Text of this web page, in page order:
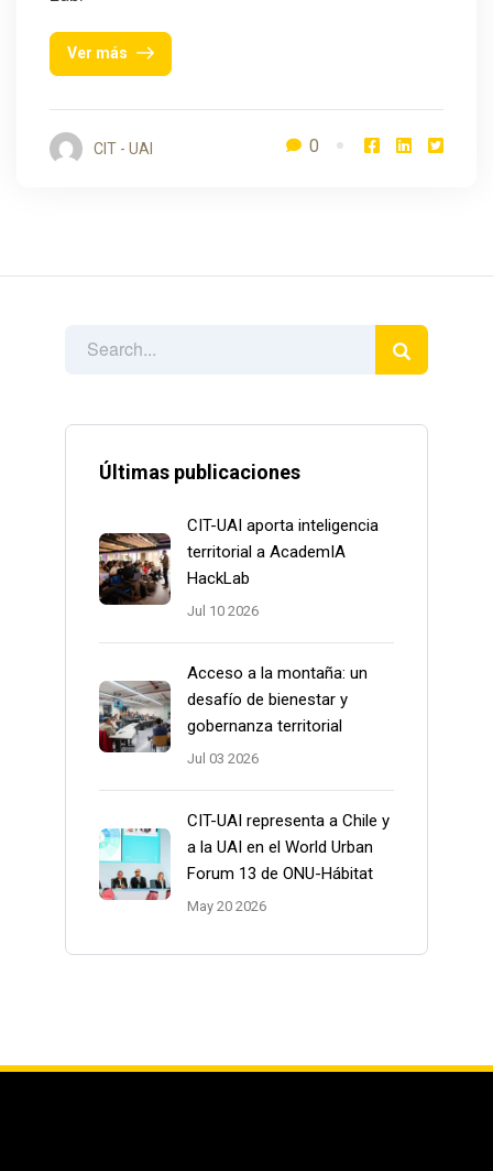
Últimas publicaciones
CIT-UAI aporta inteligencia
territorial a AcademIA
HackLab
Jul 10 2026
Acceso a la montaña: un
desafío de bienestar y
gobernanza territorial
Jul 03 2026
CIT-UAI representa a Chile y
a la UAI en el World Urban
Forum 13 de ONU-Hábitat
May 20 2026
Ver más
CIT - UAI 0